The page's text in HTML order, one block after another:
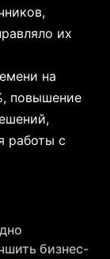
их
на
повышение
работы с
бизнес-